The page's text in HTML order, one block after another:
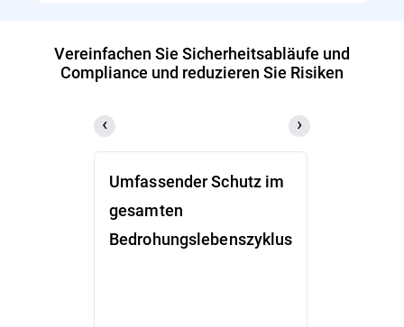
Vereinfachen Sie Sicherheitsabläufe und
Compliance und reduzieren Sie Risiken
Umfassender Schutz im
gesamten
Bedrohungslebenszyklus